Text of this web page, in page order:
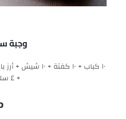
وجبة
١٠ كباب + ١٠ كفتة
+ ٤ سلطة + عيش + لتر بيبسي